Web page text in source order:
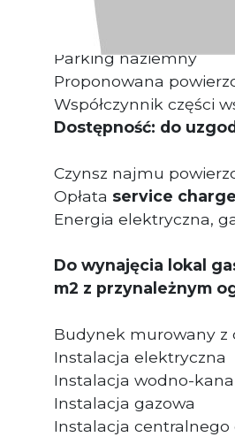
usługową.
Parking naziemny
Proponowana
Współczynnik części
Dostępność: do
Czynsz najmu
Opłata service charge
Energia elektryczna,
Do wynajęcia lokal
m2 z przynależnym
Budynek murowany z
Instalacja elektryczna
Instalacja wodno-
Instalacja gazowa
Instalacja centralnego